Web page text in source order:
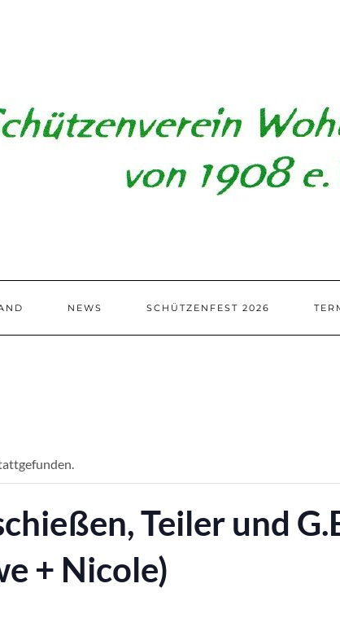
NEWS SCHÜTZENFEST 2026
Teiler und
+ Nicole)